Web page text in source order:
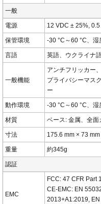
一般
電源 12 VDC ± 25%,
保管環境 -30 °C～60 °C、
言語 英語、ウクライナ
一般機能
アンチフリッカー
プライバシーマス
ー
動作環境 -30 °C～60 °C、
材質 ベース: 金属、全面
寸法 175.6 mm × 73
重量 約345g
認証
EMC
FCC: 47 CFR Part
CE-EMC: EN
2013+A1:2019,